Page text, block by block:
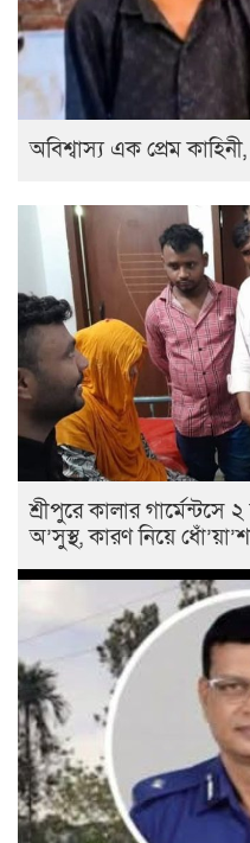
অবিশ্বাস্য এক প্রেম কাহিনী,
শ্রীপুরে কালার গার্মেন্টসে
অ’সুস্থ, কারণ নিয়ে